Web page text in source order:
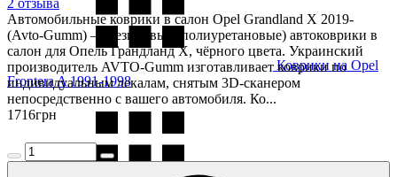
Коврики на Opel
Frontera A 1991-1998
Автомобильные коврики в салон Opel Grandland X 2019-
(Avto-Gumm) — резиновые (полиуретановые) автоковрики в
салон для Опель Грандланд Х, чёрного цвета. Украинский
производитель AVTO-Gumm изготавливает коврики по
индивидуальным лекалам, снятым 3D-сканером
непосредственно с вашего автомобиля. Ко...
1716грн